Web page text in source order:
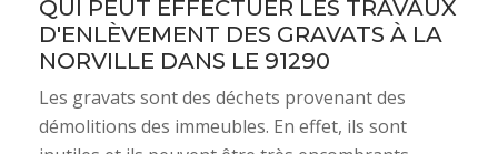
QUI PEUT EFFECTUER LES TRAVAUX
D'ENLÈVEMENT DES GRAVATS À LA
NORVILLE DANS LE 91290
Les gravats sont des déchets provenant des
démolitions des immeubles. En effet, ils sont